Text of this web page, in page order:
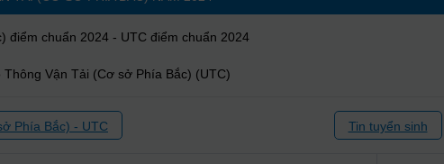
điểm chuẩn 2024 - UTC điểm chuẩn 2024
Vận Tải (Cơ sở Phía Bắc) (UTC)
Phía Bắc) - UTC Tin tuyển sinh